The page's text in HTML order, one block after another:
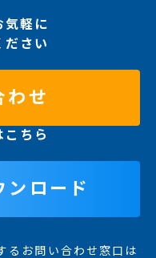
気軽に
ださい
わせ
こちら
ンロード
るお問い合わせ窓口は